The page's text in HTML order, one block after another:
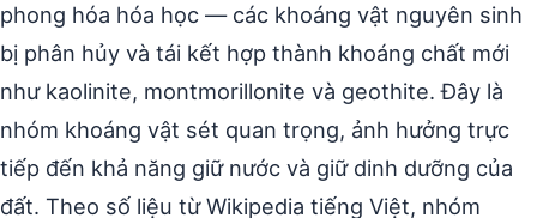
phong hóa hóa học — các khoáng vật nguyên sinh
bị phân hủy và tái kết hợp thành khoáng chất mới
như kaolinite, montmorillonite và geothite. Đây là
nhóm khoáng vật sét quan trọng, ảnh hưởng trực
tiếp đến khả năng giữ nước và giữ dinh dưỡng của
đất. Theo số liệu từ Wikipedia tiếng Việt, nhóm